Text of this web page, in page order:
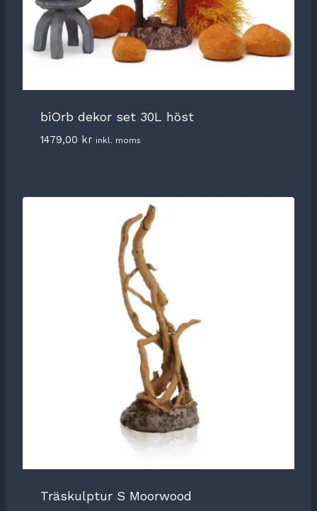
biOrb dekor set 30L höst
1479,00 kr inkl. moms
Träskulptur S Moorwood